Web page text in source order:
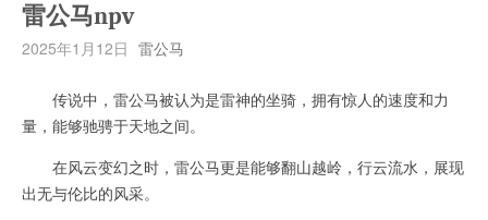
雷公马npv
2025年1月12日 雷公马
传说中，雷公马被认为是雷神的坐骑，拥有惊人的速度和力
量，能够驰骋于天地之间。
在风云变幻之时，雷公马更是能够翻山越岭，行云流水，展现
出无与伦比的风采。